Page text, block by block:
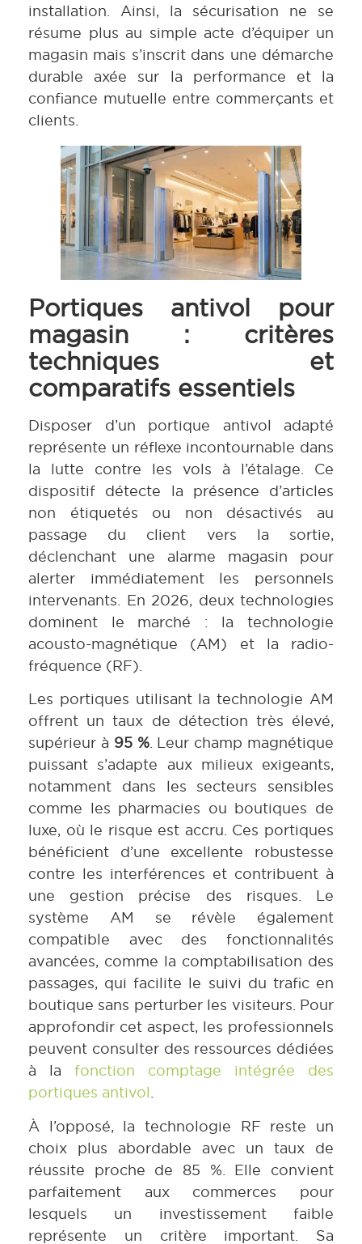
installation. Ainsi, la sécurisation ne se
résume plus au simple acte d’équiper un
magasin mais s’inscrit dans une démarche
durable axée sur la performance et la
confiance mutuelle entre commerçants et
clients.
Portiques antivol pour
magasin : critères
techniques et
comparatifs essentiels
Disposer d’un portique antivol adapté
représente un réflexe incontournable dans
la lutte contre les vols à l’étalage. Ce
dispositif détecte la présence d’articles
non étiquetés ou non désactivés au
passage du client vers la sortie,
déclenchant une alarme magasin pour
alerter immédiatement les personnels
intervenants. En 2026, deux technologies
dominent le marché : la technologie
acousto-magnétique (AM) et la radio-
fréquence (RF).
Les portiques utilisant la technologie AM
offrent un taux de détection très élevé,
supérieur à 95 %. Leur champ magnétique
puissant s’adapte aux milieux exigeants,
notamment dans les secteurs sensibles
comme les pharmacies ou boutiques de
luxe, où le risque est accru. Ces portiques
bénéficient d’une excellente robustesse
contre les interférences et contribuent à
une gestion précise des risques. Le
système AM se révèle également
compatible avec des fonctionnalités
avancées, comme la comptabilisation des
passages, qui facilite le suivi du trafic en
boutique sans perturber les visiteurs. Pour
approfondir cet aspect, les professionnels
peuvent consulter des ressources dédiées
à la fonction comptage intégrée des
portiques antivol.
À l’opposé, la technologie RF reste un
choix plus abordable avec un taux de
réussite proche de 85 %. Elle convient
parfaitement aux commerces pour
lesquels un investissement faible
représente un critère important. Sa